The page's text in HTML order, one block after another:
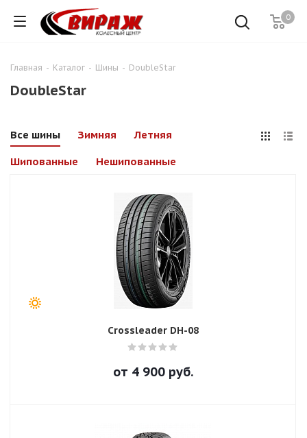
0
Главная - Каталог - Шины - DoubleStar
DoubleStar
Все шины Зимняя Летняя
Шипованные Нешипованные
Crossleader DH-08
от 4 900руб.